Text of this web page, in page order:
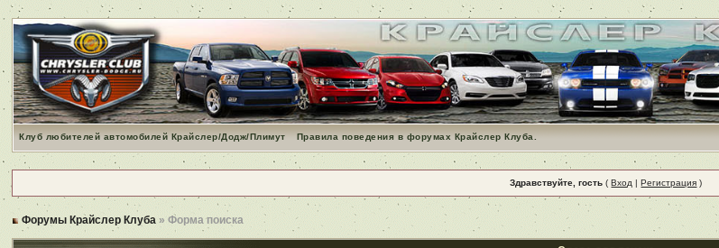
Клуб любителей автомобилей Крайслер/Додж/Плимут Правила поведения в форумах Крайслер Клуба.
Здравствуйте, гость (Вход |Регистрация )
Форумы Крайслер Клуба » Форма поиска